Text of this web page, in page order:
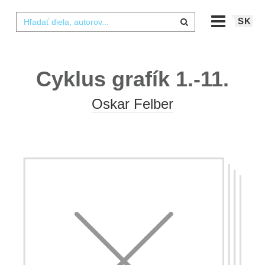
SK
Cyklus grafík 1.-11.
Oskar Felber